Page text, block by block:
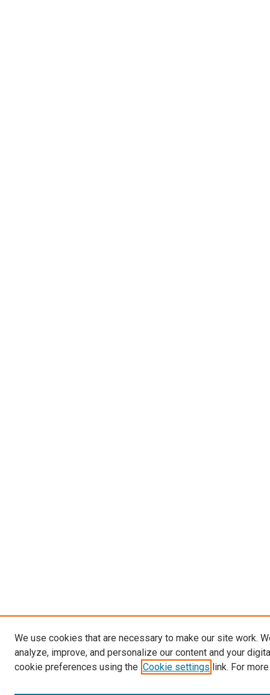
We use cookies that are necessary to make our site work.
analyze, improve, and personalize our content and your
cookie preferences using the Cookie settings link. For